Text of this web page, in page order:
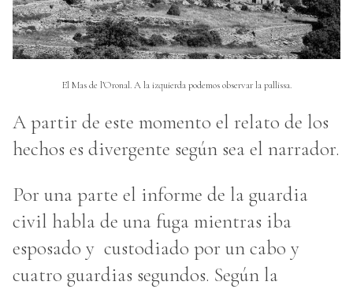
El Mas de l’Oronal. A la izquierda podemos observar la pallissa.
A partir de este momento el relato de los
hechos es divergente según sea el narrador.
Por una parte el informe de la guardia
civil habla de una fuga mientras iba
esposado y custodiado por un cabo y
cuatro guardias segundos. Según la